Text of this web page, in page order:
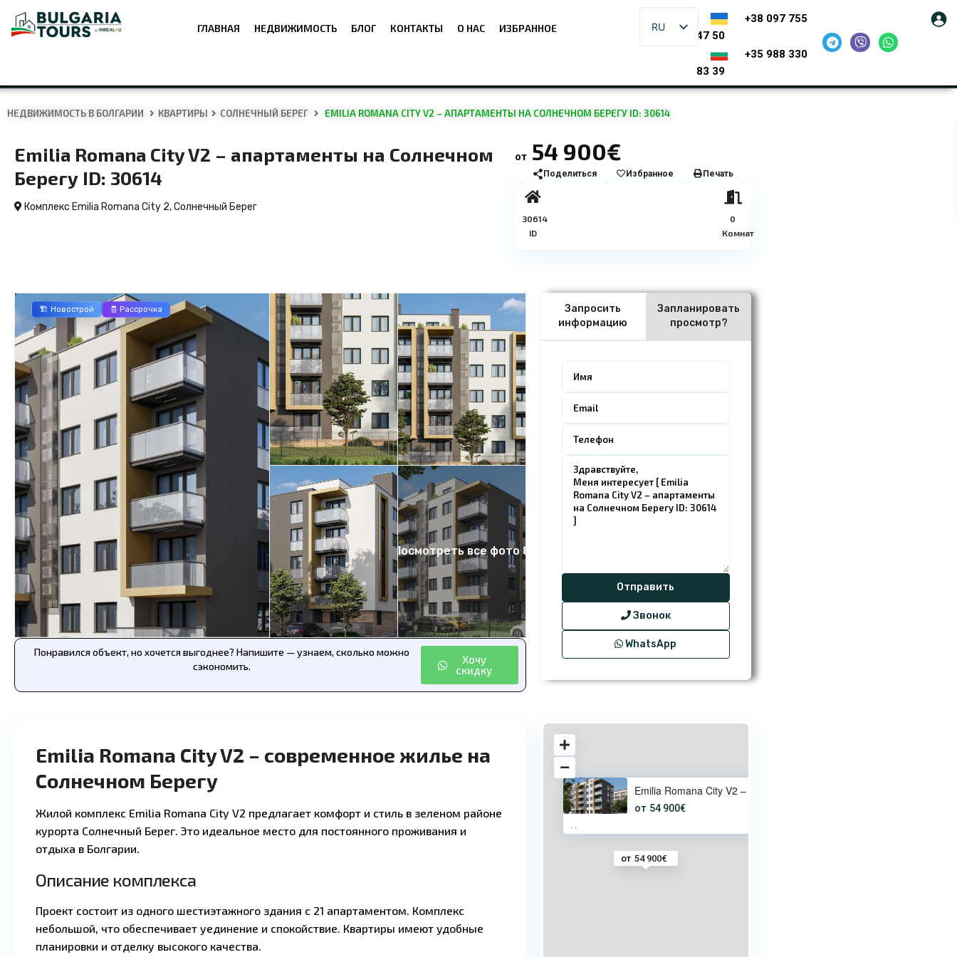
ГЛАВНАЯ НЕДВИЖИМОСТЬ БЛОГ КОНТАКТЫ О НАС ИЗБРАННОЕ RU
+38 097 755
47 50
+35 988 330
83 39
НЕДВИЖИМОСТЬ В БОЛГАРИИ КВАРТИРЫ СОЛНЕЧНЫЙ БЕРЕГ EMILIA ROMANA CITY V2 – АПАРТАМЕНТЫ НА СОЛНЕЧНОМ БЕРЕГУ ID: 30614
Emilia Romana City V2 – апартаменты на Солнечном
Берегу ID: 30614
Комплекс Emilia Romana City 2,Солнечный Берег
от 54 900€
Поделиться Избранное Печать
30614
ID
0
Комнат
Посмотреть все фото 8
🏗️ Новострой 🧾 Рассрочка
Понравился объект, но хочется выгоднее? Напишите — узнаем, сколько можно
сэкономить.
Хочу
скидку
Запросить
информацию
Запланировать
просмотр?
Звонок
WhatsApp
Emilia Romana City V2 – современное жилье на
Солнечном Берегу
Жилой комплекс Emilia Romana City V2 предлагает комфорт и стиль в зеленом районе
курорта Солнечный Берег. Это идеальное место для постоянного проживания и
отдыха в Болгарии.
Описание комплекса
Проект состоит из одного шестиэтажного здания с 21 апартаментом. Комплекс
небольшой, что обеспечивает уединение и спокойствие. Квартиры имеют удобные
планировки и отделку высокого качества.
от 54 900€
Emilia Romana City V2 – апарта
от 54 900€
· ·